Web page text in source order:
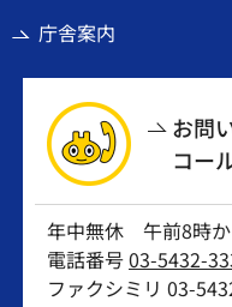
庁舎案内
お問
コー
年中無休 午前8時
電話番号03-5432-
ファクシミリ 03-